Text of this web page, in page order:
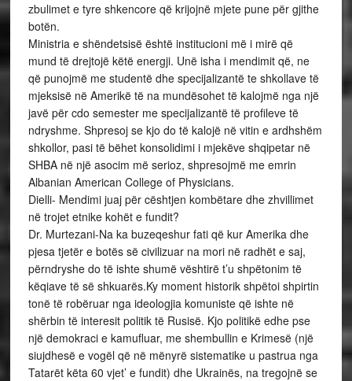
zbulimet e tyre shkencore që krijojnë mjete pune për gjithe
botën.
Ministria e shëndetsisë është institucioni më i mirë që
mund të drejtojë këtë energji. Unë isha i mendimit që, ne
që punojmë me studentë dhe specijalizantë te shkollave të
mjeksisë në Amerikë të na mundësohet të kalojmë nga një
javë për cdo semester me specijalizantë të profileve të
ndryshme. Shpresoj se kjo do të kalojë në vitin e ardhshëm
shkollor, pasi të bëhet konsolidimi i mjekëve shqipetar në
SHBA në një asocim më serioz, shpresojmë me emrin
Albanian American College of Physicians.
Dielli- Mendimi juaj për cështjen kombëtare dhe zhvillimet
në trojet etnike kohët e fundit?
Dr. Murtezani-Na ka buzeqeshur fati që kur Amerika dhe
pjesa tjetër e botës së civilizuar na mori në radhët e saj,
përndryshe do të ishte shumë vështirë t’u shpëtonim të
këqiave të së shkuarës.Ky moment historik shpëtoi shpirtin
tonë të robëruar nga ideologjia komuniste që ishte në
shërbin të interesit politik të Rusisë. Kjo politikë edhe pse
një demokraci e kamufluar, me shembullin e Krimesë (një
siujdhesë e vogël që në mënyrë sistematike u pastrua nga
Tatarët këta 60 vjet’ e fundit) dhe Ukrainës, na tregojnë se